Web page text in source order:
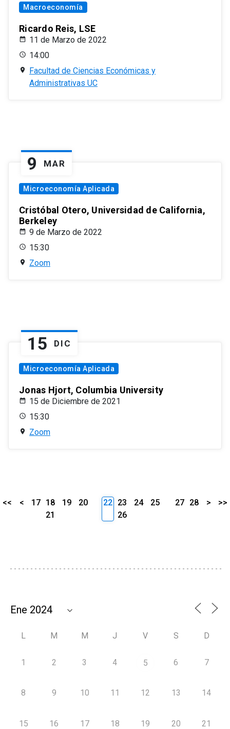
Macroeconomía
Ricardo Reis, LSE
11 de Marzo de 2022
14:00
Facultad de Ciencias Económicas y
Administrativas UC
9 MAR
Microeconomía Aplicada
Cristóbal Otero, Universidad de California,
Berkeley
9 de Marzo de 2022
15:30
Zoom
15 DIC
Microeconomía Aplicada
Jonas Hjort, Columbia University
15 de Diciembre de 2021
15:30
Zoom
<< < 17 18 19
20
21
22 23 24
25
26
27 28 > >>
L M M J V S D
1 2 3 4 5 6 7
8 9 10 11 12 13 14
15 16 17 18 19 20 21